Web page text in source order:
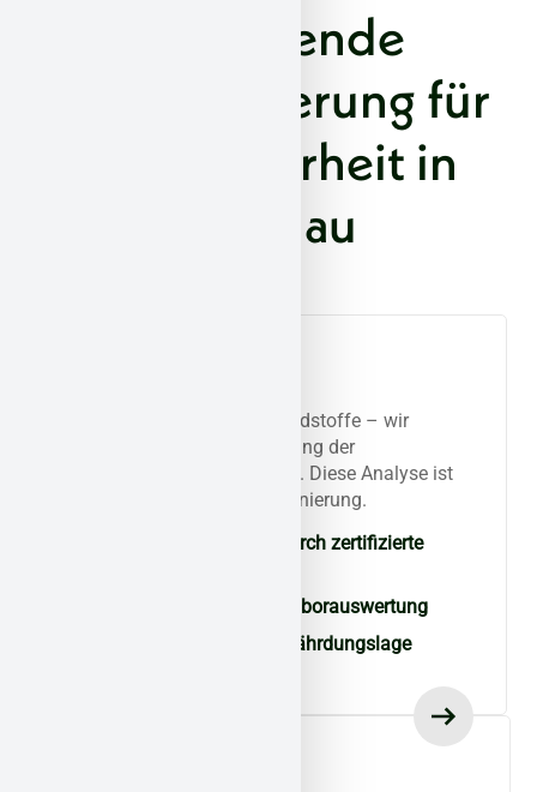
Umfassende
Asbestsanierung für
Ihre Sicherheit in
Adenau
Ob Asbest oder andere Schadstoffe – wir
erfassen Art, Lage und Umfang der
Kontamination direkt vor Ort. Diese Analyse ist
die Basis für eine sichere Sanierung.
Schadstoffermittlung durch zertifizierte
Probenentnahme und Laborauswertung
Erste Bewertung der Gefährdungslage